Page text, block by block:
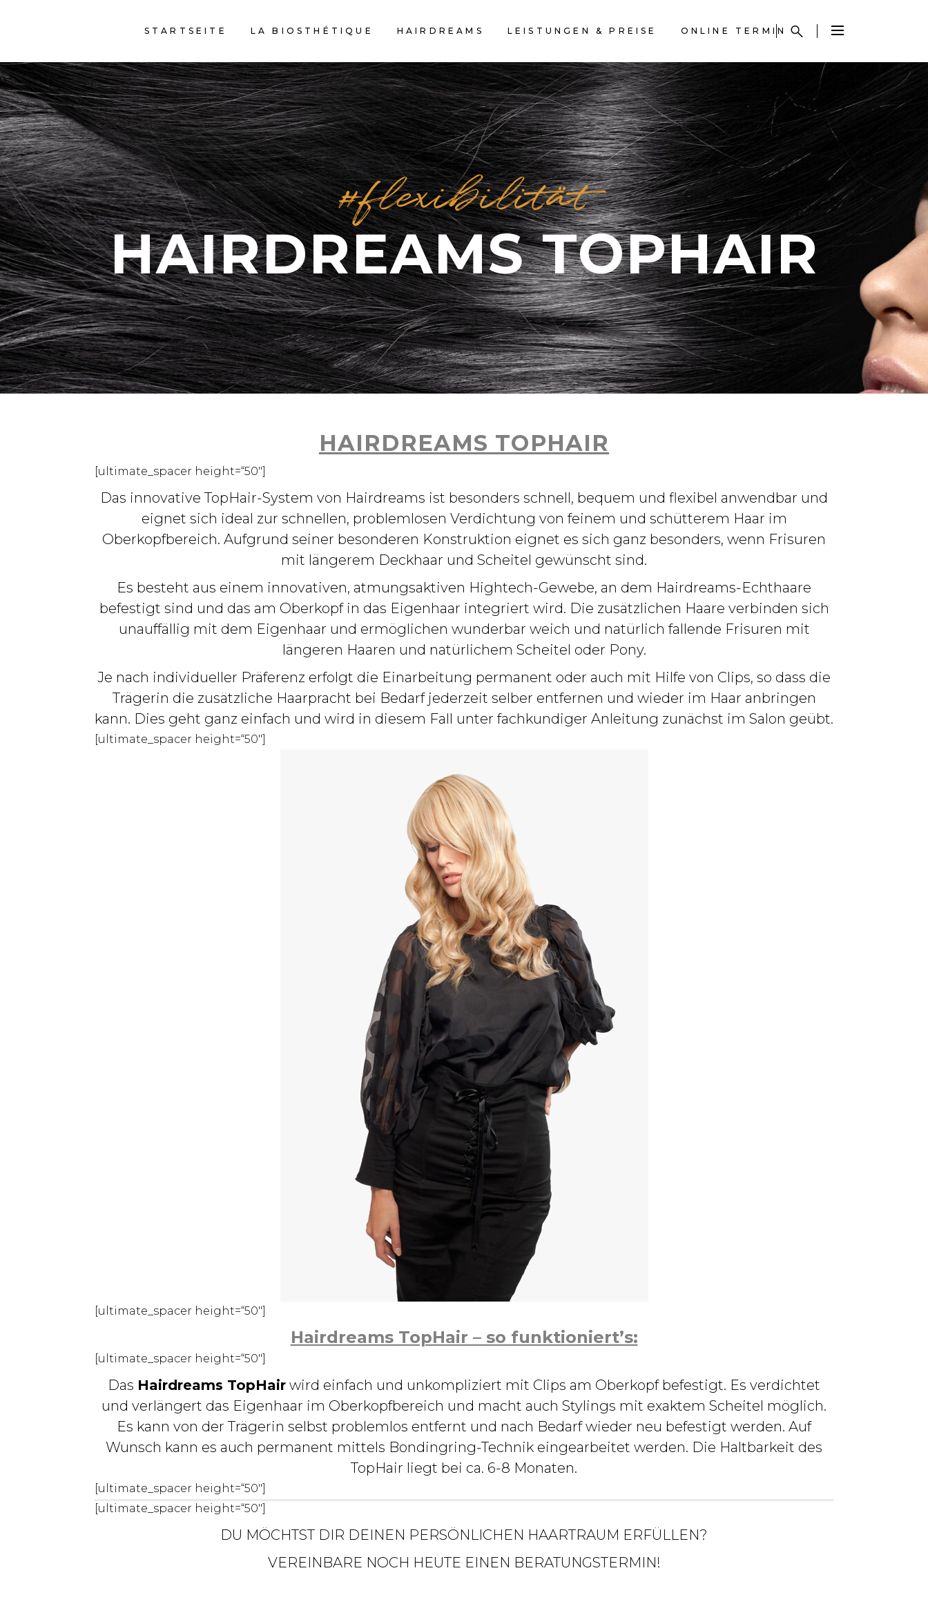
STARTSEITE LA BIOSTHÉTIQUE HAIRDREAMS LEISTUNGEN & PREISE ONLINE TERMIN
#flexibilität
HAIRDREAMS TOPHAIR
HAIRDREAMS TOPHAIR
[ultimate_spacer height=“50″]
Das innovative TopHair-System von Hairdreams ist besonders schnell, bequem und flexibel anwendbar und
eignet sich ideal zur schnellen, problemlosen Verdichtung von feinem und schütterem Haar im
Oberkopfbereich. Aufgrund seiner besonderen Konstruktion eignet es sich ganz besonders, wenn Frisuren
mit längerem Deckhaar und Scheitel gewünscht sind.
Es besteht aus einem innovativen, atmungsaktiven Hightech-Gewebe, an dem Hairdreams-Echthaare
befestigt sind und das am Oberkopf in das Eigenhaar integriert wird. Die zusätzlichen Haare verbinden sich
unauffällig mit dem Eigenhaar und ermöglichen wunderbar weich und natürlich fallende Frisuren mit
längeren Haaren und natürlichem Scheitel oder Pony.
Je nach individueller Präferenz erfolgt die Einarbeitung permanent oder auch mit Hilfe von Clips, so dass die
Trägerin die zusätzliche Haarpracht bei Bedarf jederzeit selber entfernen und wieder im Haar anbringen
kann. Dies geht ganz einfach und wird in diesem Fall unter fachkundiger Anleitung zunächst im Salon geübt.
[ultimate_spacer height=“50″]
[ultimate_spacer height=“50″]
Hairdreams TopHair – so funktioniert’s:
[ultimate_spacer height=“50″]
Das Hairdreams TopHair wird einfach und unkompliziert mit Clips am Oberkopf befestigt. Es verdichtet
und verlängert das Eigenhaar im Oberkopfbereich und macht auch Stylings mit exaktem Scheitel möglich.
Es kann von der Trägerin selbst problemlos entfernt und nach Bedarf wieder neu befestigt werden. Auf
Wunsch kann es auch permanent mittels Bondingring-Technik eingearbeitet werden. Die Haltbarkeit des
TopHair liegt bei ca. 6-8 Monaten.
[ultimate_spacer height=“50″]
[ultimate_spacer height=“50″]
DU MÖCHTST DIR DEINEN PERSÖNLICHEN HAARTRAUM ERFÜLLEN?
VEREINBARE NOCH HEUTE EINEN BERATUNGSTERMIN!